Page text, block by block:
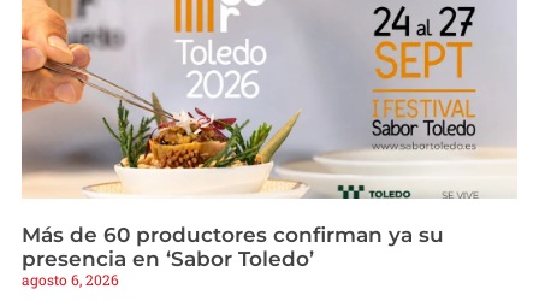
Más de 60 productores confirman ya su
presencia en ‘Sabor Toledo’
agosto 6, 2026